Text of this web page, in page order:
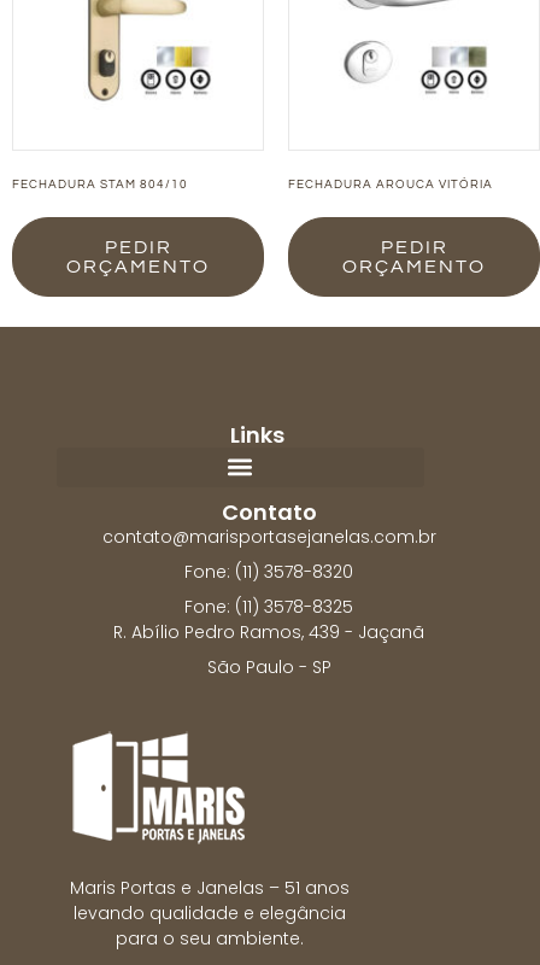
FECHADURA STAM 804/10
PEDIR
ORÇAMENTO
FECHADURA AROUCA VITÓRIA
PEDIR
ORÇAMENTO
Links
Contato
contato@marisportasejanelas.com.br
Fone: (11) 3578-8320
Fone: (11) 3578-8325
R. Abílio Pedro Ramos, 439 - Jaçanã
São Paulo - SP
Maris Portas e Janelas – 51 anos
levando qualidade e elegância
para o seu ambiente.